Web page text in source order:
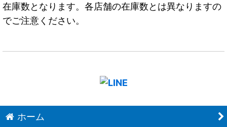
在庫数となります。各店舗の在庫数とは異なりますの
でご注意ください。
ホーム